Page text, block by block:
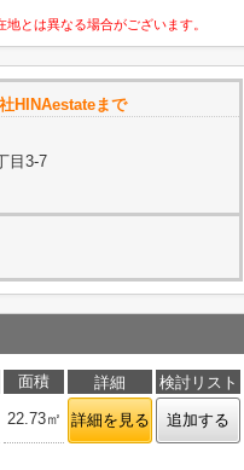
とは異なる場合がございます。
HINAestateまで
目3-7
面積 詳細
検討リスト
22.73㎡ 詳細を見る 追加する